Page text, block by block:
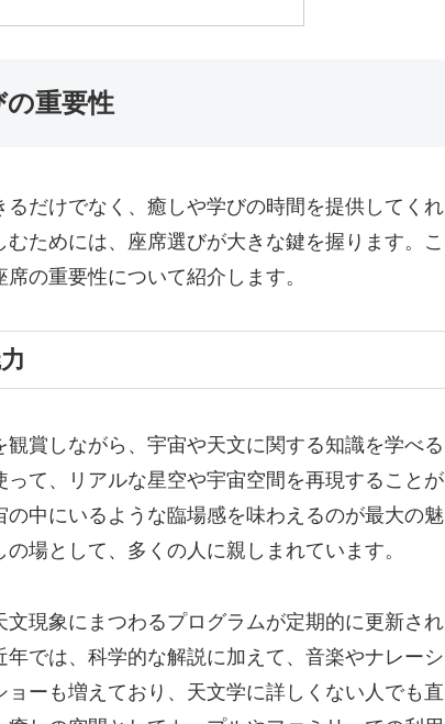
重要性
だけでなく、癒しや学びの時間を提供してくれ
ためには、座席選びが大きな鍵を握ります。こ
の重要性について紹介します。
賞しながら、宇宙や天文に関する知識を学べる
て、リアルな星空や宇宙空間を再現することが
中にいるような臨場感を味わえるのが最大の魅
場として、多くの人に親しまれています。
現象にまつわるプログラムが定期的に更新され
では、科学的な解説に加えて、音楽やナレーシ
ーも増えており、天文学に詳しくない人でも直